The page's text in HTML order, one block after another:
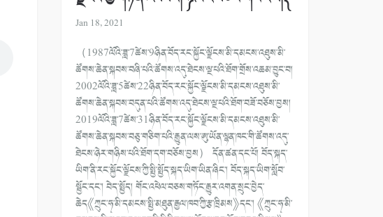
Jan 18, 2021
（1987ལོའི་ཟླ་7ཚེས་9ཉིན་བོད་རང་སྐྱོང་ལྗོངས་མི་དམངས་འཐུས་མི་
ཚོགས་ཆེན་སྐབས་བཞི་པའི་ཚོགས་འདུ་ཐེངས་ལྔ་པའི་ཐོག་གྲོས་འཆམ་བྱུང་བ།
2002ལོའི་ཟླ་5ཚེས་22ཉིན་བོད་རང་སྐྱོང་ལྗོངས་མི་དམངས་འཐུས་མི་
ཚོགས་ཆེན་སྐབས་བདུན་པའི་ཚོགས་འདུ་ཐེངས་ལྔ་པའི་ཐོག་བཟོ་བཅོས་བྱས།
2019ལོའི་ཟླ་7ཚེས་31ཉིན་བོད་རང་སྐྱོང་ལྗོངས་མི་དམངས་འཐུས་མི་
ཚོགས་ཆེན་སྐབས་བཅུ་གཅིག་པའི་རྒྱུན་ལས་ཨུ་ཡོན་ལྷན་ཁང་གི་ཚོགས་འདུ་
ཐེངས་ཉེར་གཉིས་པའི་ཐོག་དག་བཅོས་བྱས） དོན་ཚན་དང་པོ། བོད་སྐད་
ཡིག་ནི་རང་སྐྱོང་ལྗོངས་ཀྱི་སྤྱི་སྤྱོད་སྐད་ཡིག་ཡིན་ཞིང་། བོད་སྐད་ཡིག་སློབ་
སྦྱོང་དང་། བེད་སྤྱོད། གོང་འཕེལ་བཅས་གཏོང་རྒྱུར་འགན་སྲུང་བྱེད་
ཆེད《ཀྲུང་ཧྭ་མི་དམངས་སྤྱི་མཐུན་རྒྱལ་ཁབ་ཀྱི་རྩ་ཁྲིམས》དང་། 《ཀྲུང་ཧྭ་མི་